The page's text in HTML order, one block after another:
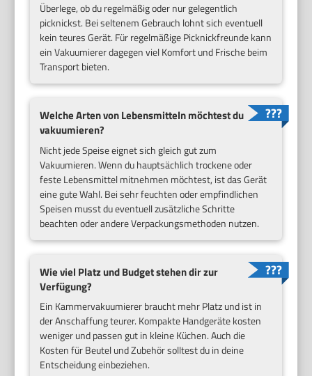
Überlege, ob du regelmäßig oder nur gelegentlich
picknickst. Bei seltenem Gebrauch lohnt sich eventuell
kein teures Gerät. Für regelmäßige Picknickfreunde kann
ein Vakuumierer dagegen viel Komfort und Frische beim
Transport bieten.
Welche Arten von Lebensmitteln möchtest du
vakuumieren?
Nicht jede Speise eignet sich gleich gut zum
Vakuumieren. Wenn du hauptsächlich trockene oder
feste Lebensmittel mitnehmen möchtest, ist das Gerät
eine gute Wahl. Bei sehr feuchten oder empfindlichen
Speisen musst du eventuell zusätzliche Schritte
beachten oder andere Verpackungsmethoden nutzen.
Wie viel Platz und Budget stehen dir zur
Verfügung?
Ein Kammervakuumierer braucht mehr Platz und ist in
der Anschaffung teurer. Kompakte Handgeräte kosten
weniger und passen gut in kleine Küchen. Auch die
Kosten für Beutel und Zubehör solltest du in deine
Entscheidung einbeziehen.